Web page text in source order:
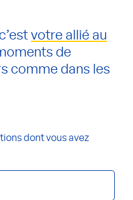
votre allié au
de
comme dans les
dont vous avez